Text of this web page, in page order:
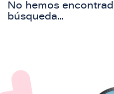
No hemos
búsqueda...